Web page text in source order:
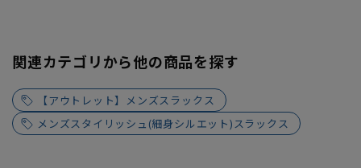
関連カテゴリから他の商品を探す
【アウトレット】メンズスラックス
メンズスタイリッシュ(細身シルエット)スラックス